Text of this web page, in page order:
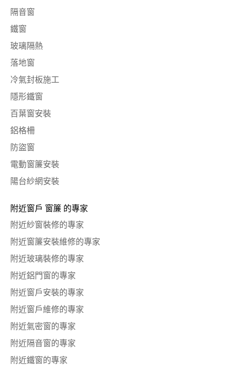
隔音窗
鐵窗
玻璃隔熱
落地窗
冷氣封板施工
隱形鐵窗
百葉窗安裝
鋁格柵
防盜窗
電動窗簾安裝
陽台紗網安裝
附近窗戶 窗簾 的專家
附近紗窗裝修的專家
附近窗簾安裝維修的專家
附近玻璃裝修的專家
附近鋁門窗的專家
附近窗戶安裝的專家
附近窗戶維修的專家
附近氣密窗的專家
附近隔音窗的專家
附近鐵窗的專家